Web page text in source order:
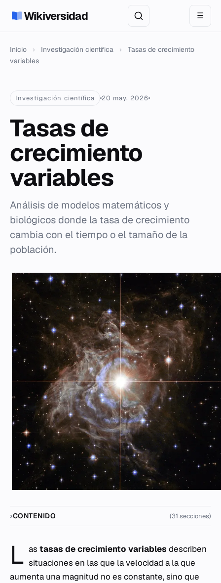
Wikiversidad ☰
Inicio › Investigación científica ›
Tasas de crecimiento
variables
Investigación científica 20 may. 2026
Tasas de
crecimiento
variables
Análisis de modelos matemáticos y
biológicos donde la tasa de crecimiento
cambia con el tiempo o el tamaño de la
población.
CONTENIDO (31 secciones)
L as tasas de crecimiento variables describen
situaciones en las que la velocidad a la que
aumenta una magnitud no es constante, sino que